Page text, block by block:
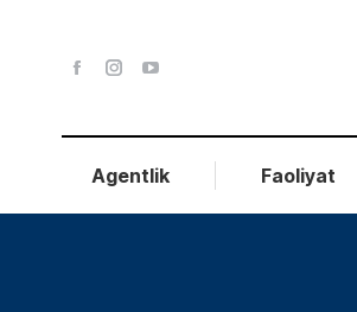
Agentlik Faoliyat